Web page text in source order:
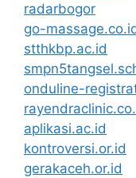
radarbogor
go-
stthkbp.ac.id
onduline-
aplikasi.ac.id
kontroversi.or.id
gerakaceh.or.id